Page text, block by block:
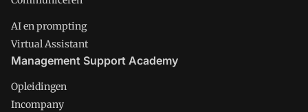
AI en prompting
Virtual Assistant
Management Support Academy
Opleidingen
Incompany